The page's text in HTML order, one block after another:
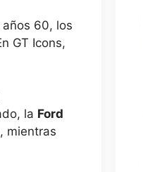
60, los
GT Icons,
la Ford
mientras